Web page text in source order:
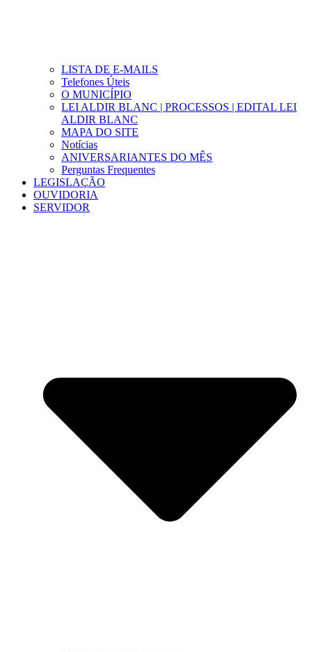
LISTA DE E-MAILS
Telefones Úteis
O MUNICÍPIO
LEI ALDIR BLANC | PROCESSOS | EDITAL LEI
ALDIR BLANC
MAPA DO SITE
Notícias
ANIVERSARIANTES DO MÊS
Perguntas Frequentes
LEGISLAÇÃO
OUVIDORIA
SERVIDOR